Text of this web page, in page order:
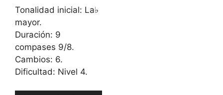
Tonalidad inicial: La♭
mayor.
Duración: 9
compases 9/8.
Cambios: 6.
Dificultad: Nivel 4.